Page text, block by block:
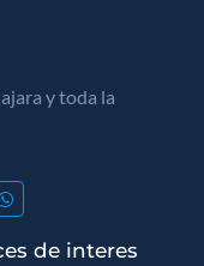
y toda la
de interes